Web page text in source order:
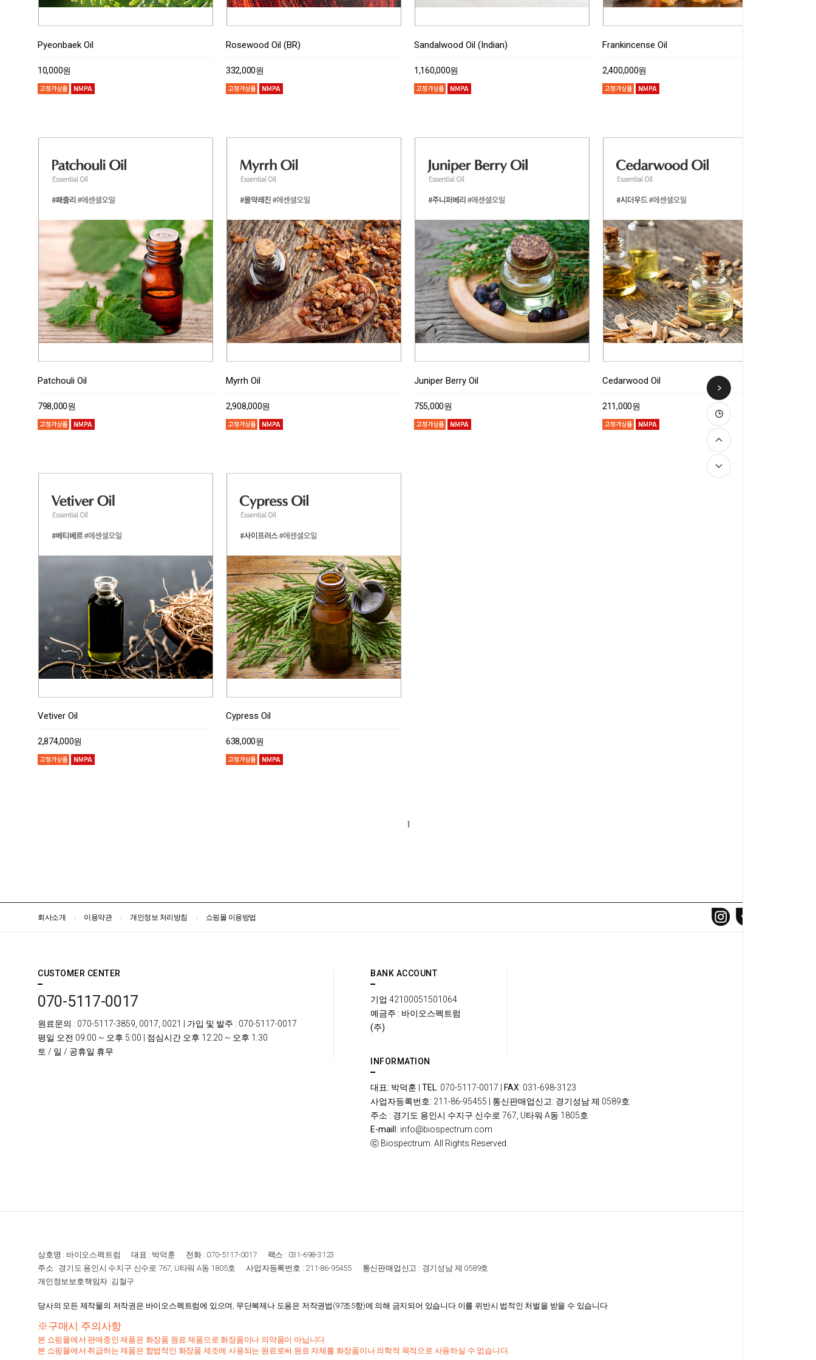
Pyeonbaek Oil
10,000원
Rosewood Oil (BR)
332,000원
Sandalwood Oil (Indian)
1,160,000원
Frankincense Oil
2,400,000원
Patchouli Oil
798,000원
Myrrh Oil
2,908,000원
Juniper Berry Oil
755,000원
Cedarwood Oil
211,000원
Vetiver Oil
2,874,000원
Cypress Oil
638,000원
1
회사소개 이용약관 개인정보 처리방침 쇼핑몰 이용방법
CUSTOMER CENTER
070-5117-0017
원료문의 : 070-5117-3859, 0017, 0021 | 가입 및 발주 : 070-5117-0017
평일 오전 09:00 ~ 오후 5:00 | 점심시간 오후 12:20 ~ 오후 1:30
토 / 일 / 공휴일 휴무
BANK ACCOUNT
기업 42100051501064
예금주 : 바이오스펙트럼
(주)
INFORMATION
대표: 박덕훈 TEL: 070-5117-0017 | FAX: 031-698-3123
사업자등록번호: 211-86-95455 | 통신판매업신고: 경기성남 제 0589호
주소 : 경기도 용인시 수지구 신수로 767, U타워 A동 1805호
E-mail l: info@biospectrum.com
ⓒ Biospectrum. All Rights Reserved.
상호명 : 바이오스펙트럼 대표 : 박덕훈 전화 : 070-5117-0017 팩스 : 031-698-3123
주소 : 경기도 용인시 수지구 신수로 767, U타워 A동 1805호 사업자등록번호 : 211-86-95455 통신판매업신고 : 경기성남 제 0589호
개인정보보호책임자 :김철구
당사의 모든 제작물의 저작권은 바이오스펙트럼에 있으며, 무단복제나 도용은 저작권법(97조5항)에 의해 금지되어 있습니다.이를 위반시 법적인 처벌을 받을 수 있습니다
※구매시 주의사항
본 쇼핑몰에서 판매중인 제품은 화장품 원료 제품으로 화장품이나 의약품이 아닙니다.
본 쇼핑몰에서 취급하는 제품은 합법적인 화장품 제조에 사용되는 원료로써 원료 자체를 화장품이나 의학적 목적으로 사용하실 수 없습니다.